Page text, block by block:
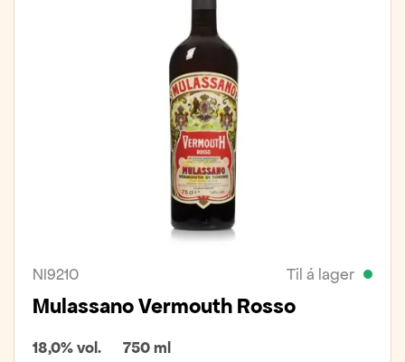
NI9210 Til á lager
Mulassano Vermouth Rosso
18,0% vol. 750 ml